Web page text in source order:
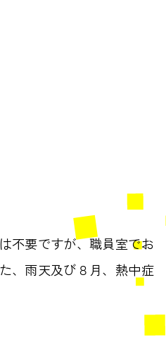
不要ですが、職員室でお
、雨天及び８月、熱中症